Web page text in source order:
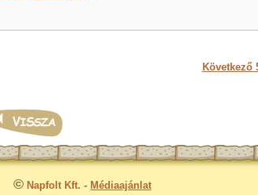
Következő
© Napfolt Kft. - Médiaajánlat